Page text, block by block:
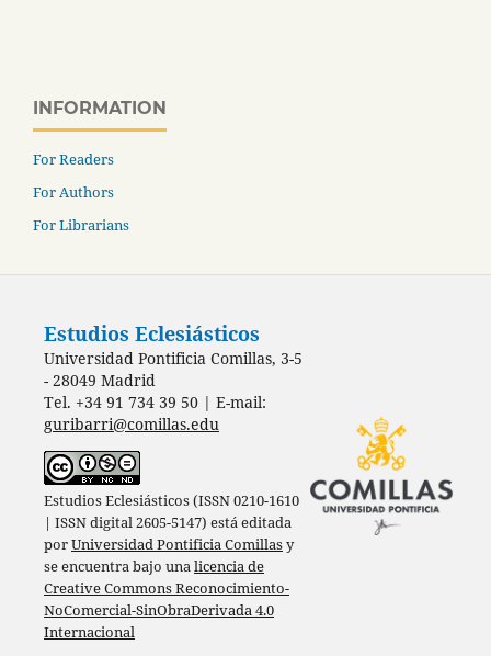
INFORMATION
For Readers
For Authors
For Librarians
Estudios Eclesiásticos
Universidad Pontificia Comillas, 3-5
- 28049 Madrid
Tel. +34 91 734 39 50 | E-mail:
guribarri@comillas.edu
Estudios Eclesiásticos (ISSN 0210-1610
| ISSN digital 2605-5147) está editada
porUniversidad Pontificia Comillasy
se encuentra bajo unalicencia de
Creative Commons Reconocimiento-
NoComercial-SinObraDerivada 4.0
Internacional